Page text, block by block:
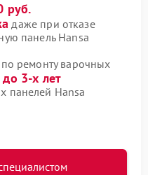
руб.
даже при отказе
панель Hansa
ремонту варочных
до 3-х лет
панелей Hansa